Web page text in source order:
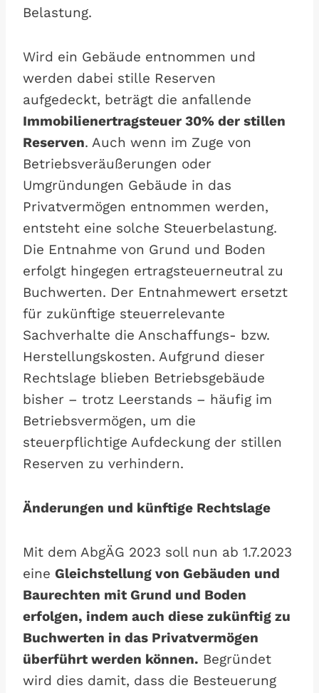
Belastung.
Wird ein Gebäude entnommen und
werden dabei stille Reserven
aufgedeckt, beträgt die anfallende
Immobilienertragsteuer 30% der stillen
Reserven. Auch wenn im Zuge von
Betriebsveräußerungen oder
Umgründungen Gebäude in das
Privatvermögen entnommen werden,
entsteht eine solche Steuerbelastung.
Die Entnahme von Grund und Boden
erfolgt hingegen ertragsteuerneutral zu
Buchwerten. Der Entnahmewert ersetzt
für zukünftige steuerrelevante
Sachverhalte die Anschaffungs- bzw.
Herstellungskosten. Aufgrund dieser
Rechtslage blieben Betriebsgebäude
bisher – trotz Leerstands – häufig im
Betriebsvermögen, um die
steuerpflichtige Aufdeckung der stillen
Reserven zu verhindern.
Änderungen und künftige Rechtslage
Mit dem AbgÄG 2023 soll nun ab 1.7.2023
eine Gleichstellung von Gebäuden und
Baurechten mit Grund und Boden
erfolgen, indem auch diese zukünftig zu
Buchwerten in das Privatvermögen
überführt werden können. Begründet
wird dies damit, dass die Besteuerung